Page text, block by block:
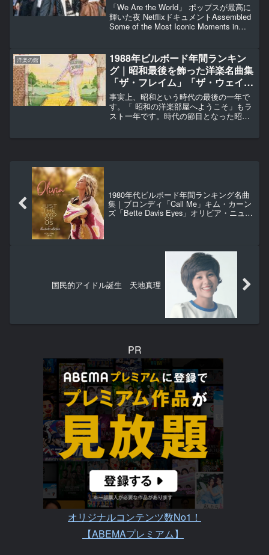
「We Are the World」 ポップスが最高に
輝いた夜 NetflixドキュメントAssembled
Some of the Most Iconic Moments in
洋楽の館
1988年ビルボード年間ランキン
グ｜昭和最後を飾った洋楽名曲集
「ザ・フレイム」「ザ・ウェイ・
ユー・メイク・ミー・フィール」
「レッド・レッド・ワイン」ほか
事実上、昭和という時代の最後の一年で
す。「 昭和の洋楽部屋へようこそ」もラ
スト一年です。時代の節目となった昭和
1980年代ビルボード年間ランキング名曲
集｜ブロンディ「Call Me」キム・カーン
ズ「Bette Davis Eyes」オリビア・ニュー
国民的アイドル誕生 天地真理
PR
オリジナルコンテンツ数No1！
【ABEMAプレミアム】